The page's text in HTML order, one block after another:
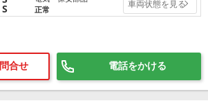
S
正常
車両状態を見る
合せ 電話をかける